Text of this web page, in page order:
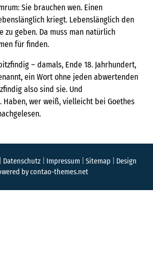
Sie brauchen wen. Einen
kriegt. Lebenslänglich den
zu geben. Da muss man natürlich
für finden.
– damals, Ende 18. Jahrhundert,
ein Wort ohne jeden abwertenden
also sind sie. Und
wer weiß, vielleicht bei Goethes
Datenschutz| Impressum Sitemap
Design
bycontao-themes.net